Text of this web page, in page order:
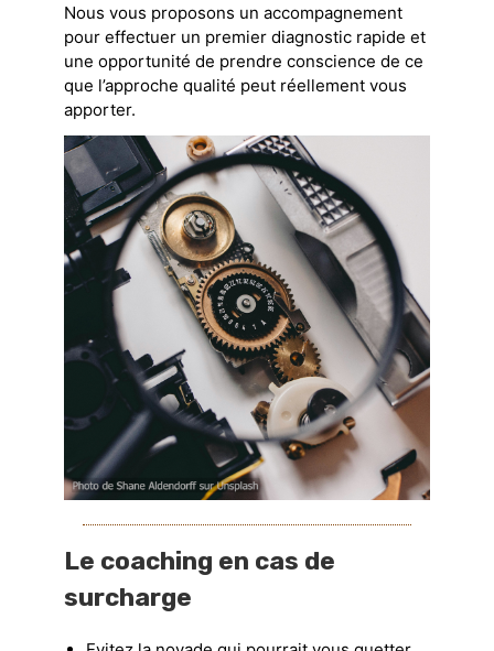
Nous vous proposons un accompagnement
pour effectuer un premier diagnostic rapide et
une opportunité de prendre conscience de ce
que l’approche qualité peut réellement vous
apporter.
Le coaching en cas de
surcharge